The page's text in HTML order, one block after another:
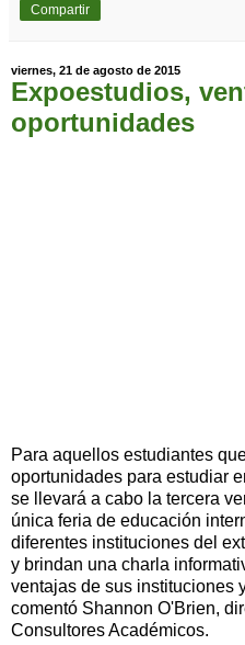
Compartir
viernes, 21 de agosto de 2015
Expoestudios,
oportunidades
Para aquellos estudiantes
oportunidades para estudiar
se llevará a cabo la tercera
única feria de educación
diferentes instituciones del
y brindan una charla
ventajas de sus instituciones
comentó Shannon O'Brien,
Consultores Académicos.